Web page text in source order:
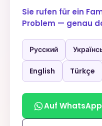
Sie rufen für ein
Problem — genau
Русский
English Türkçe
Auf